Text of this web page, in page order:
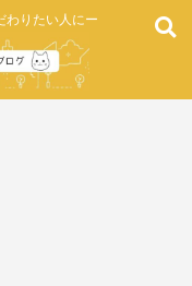
わりたい人にー